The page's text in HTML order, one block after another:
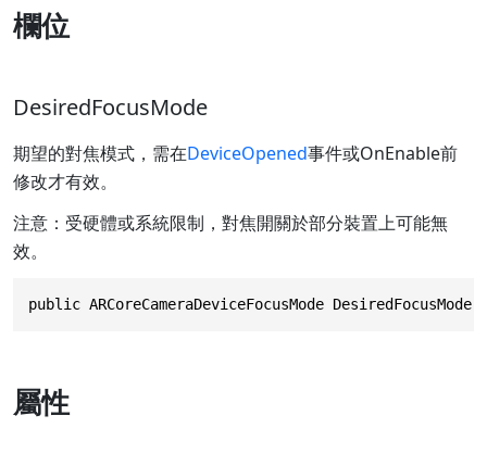
欄位
DesiredFocusMode
期望的對焦模式，需在DeviceOpened事件或OnEnable前
修改才有效。
注意：受硬體或系統限制，對焦開關於部分裝置上可能無
效。
public ARCoreCameraDeviceFocusMode DesiredFocusMode
屬性